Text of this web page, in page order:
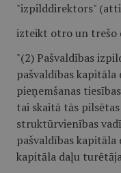
"izpilddirektors"
izteikt otro un trešo
"(2) Pašvaldības
pašvaldības
pieņemšanas
tai skaitā tās
struktūrvienības
pašvaldības
kapitāla daļu